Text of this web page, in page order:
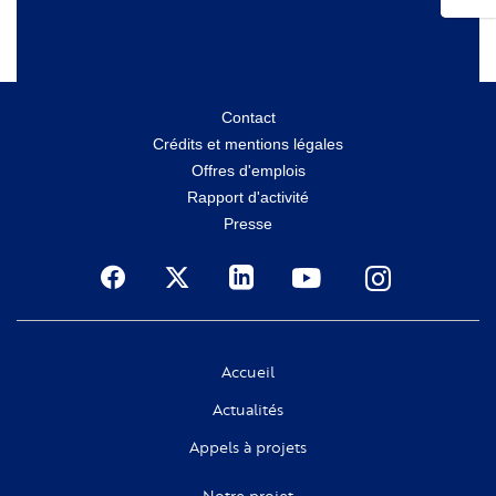
Contact
Crédits et mentions légales
Offres d'emplois
Rapport d'activité
Presse
Social
Accueil
Actualités
Appels à projets